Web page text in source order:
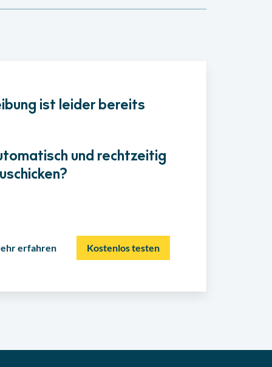
ist leider bereits
und rechtzeitig
erfahren Kostenlos testen